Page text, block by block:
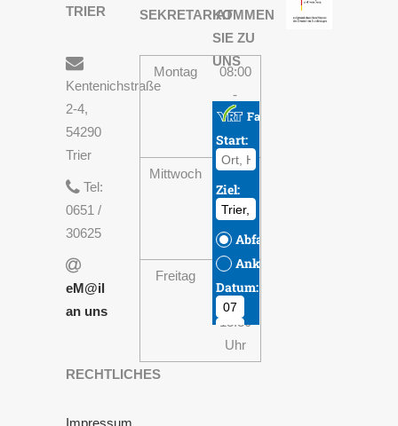
TRIER
Kentenichstraße
2-4,
54290
Trier
Tel:
0651 /
30625
eM@il
an uns
RECHTLICHES
Impressum
SEKRETARIAT
Montag
08:00
-
13:30
Uhr
Mittwoch
08:00
-
13:30
Uhr
Freitag
08:00
-
13:30
Uhr
KOMMEN
SIE ZU
UNS